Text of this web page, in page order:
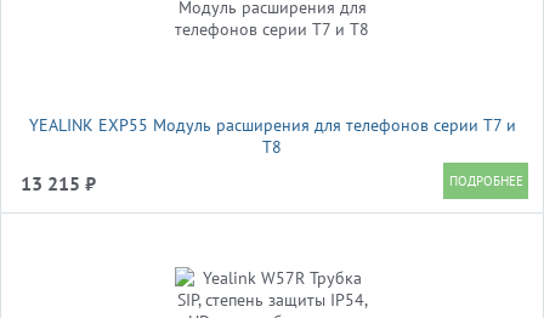
YEALINK EXP55 Модуль расширения для телефонов серии Т7 и
T8
13 215 ₽